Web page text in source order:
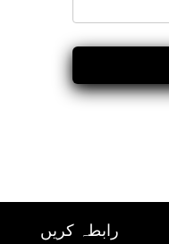
رابطہ کریں